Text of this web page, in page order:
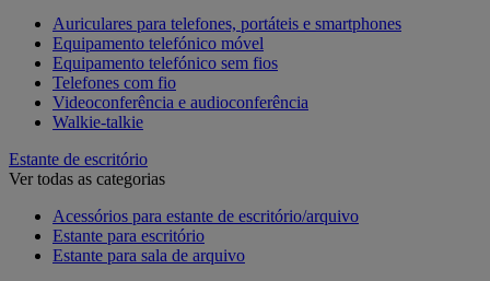
Auriculares para telefones, portáteis e smartphones
Equipamento telefónico móvel
Equipamento telefónico sem fios
Telefones com fio
Videoconferência e audioconferência
Walkie-talkie
Estante de escritório
Ver todas as categorias
Acessórios para estante de escritório/arquivo
Estante para escritório
Estante para sala de arquivo